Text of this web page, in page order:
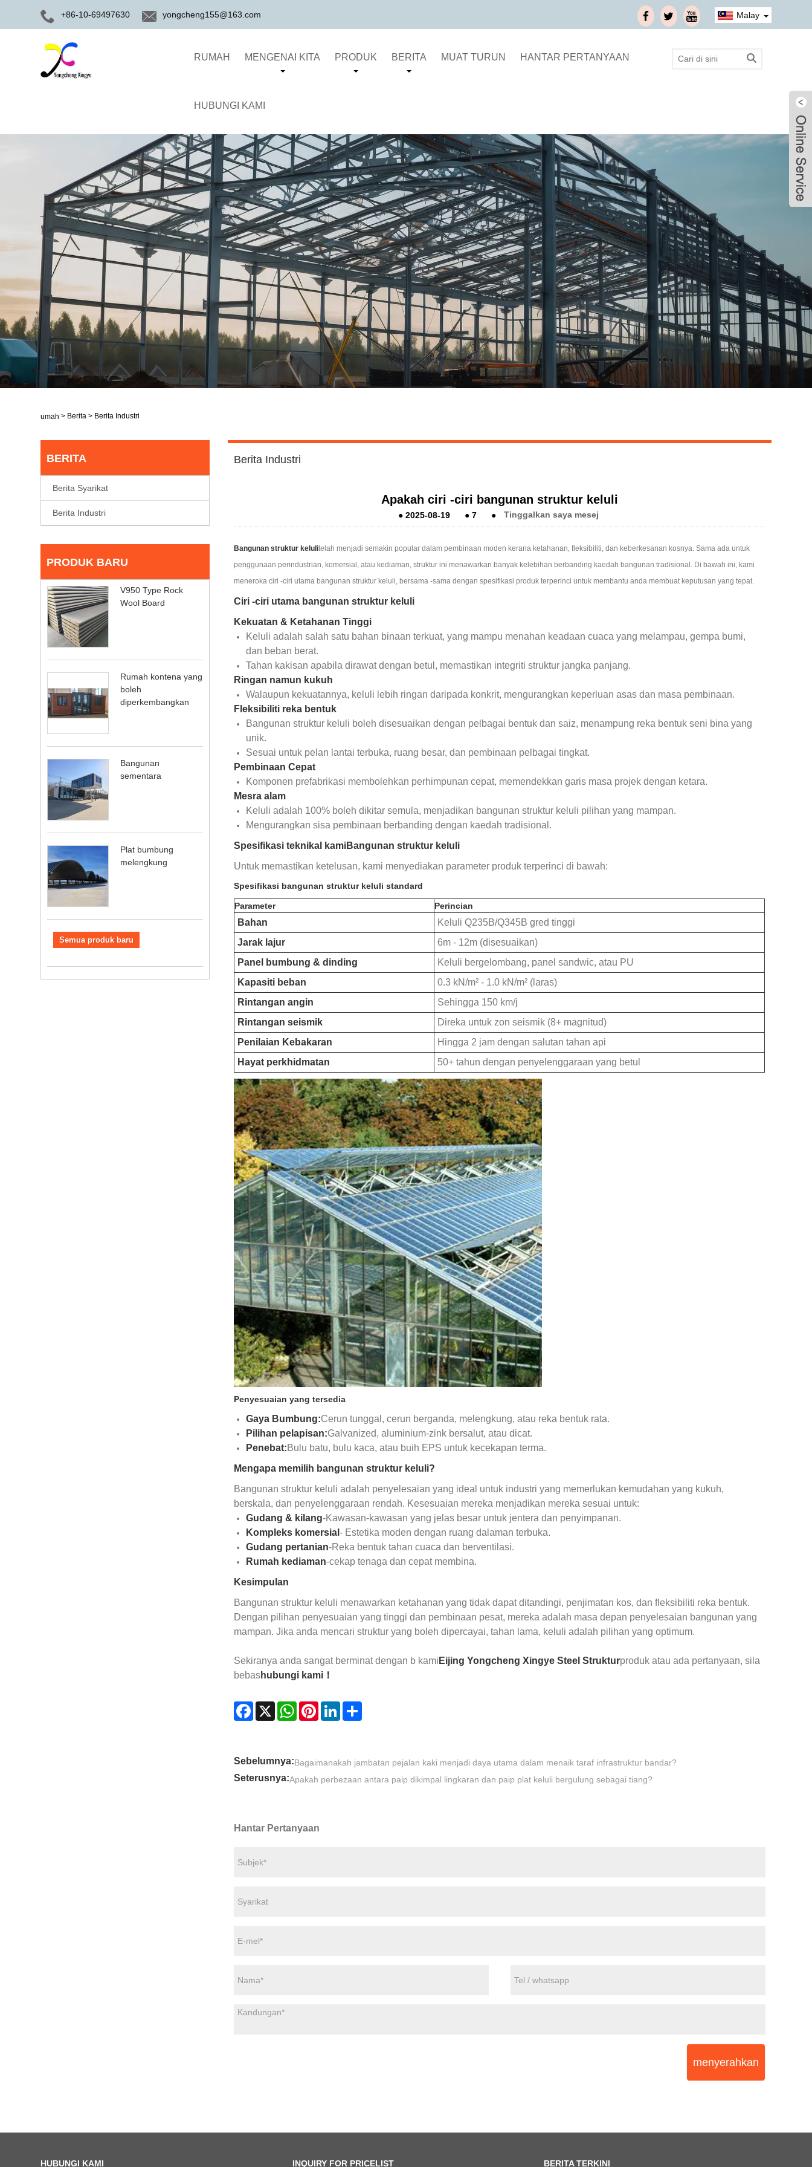
+86-10-69497630 yongcheng155@163.com Malay
RUMAH MENGENAI KITA PRODUK BERITA MUAT TURUN HANTAR PERTANYAAN
HUBUNGI KAMI
Rumah > Berita > Berita Industri
BERITA
Berita Syarikat
Berita Industri
PRODUK BARU
V950 Type Rock
Wool Board
Rumah kontena yang
boleh
diperkembangkan
Bangunan
sementara
Plat bumbung
melengkung
Semua produk baru
Berita Industri
Apakah ciri -ciri bangunan struktur keluli
● 2025-08-19 ● 7 ● Tinggalkan saya mesej
Bangunan struktur kelulitelah menjadi semakin popular dalam pembinaan moden kerana ketahanan, fleksibiliti, dan keberkesanan kosnya. Sama ada untuk
penggunaan perindustrian, komersial, atau kediaman, struktur ini menawarkan banyak kelebihan berbanding kaedah bangunan tradisional. Di bawah ini, kami
meneroka ciri -ciri utama bangunan struktur keluli, bersama -sama dengan spesifikasi produk terperinci untuk membantu anda membuat keputusan yang tepat.
Ciri -ciri utama bangunan struktur keluli
Kekuatan & Ketahanan Tinggi
Keluli adalah salah satu bahan binaan terkuat, yang mampu menahan keadaan cuaca yang melampau, gempa bumi,
dan beban berat.
Tahan kakisan apabila dirawat dengan betul, memastikan integriti struktur jangka panjang.
Ringan namun kukuh
Walaupun kekuatannya, keluli lebih ringan daripada konkrit, mengurangkan keperluan asas dan masa pembinaan.
Fleksibiliti reka bentuk
Bangunan struktur keluli boleh disesuaikan dengan pelbagai bentuk dan saiz, menampung reka bentuk seni bina yang
unik.
Sesuai untuk pelan lantai terbuka, ruang besar, dan pembinaan pelbagai tingkat.
Pembinaan Cepat
Komponen prefabrikasi membolehkan perhimpunan cepat, memendekkan garis masa projek dengan ketara.
Mesra alam
Keluli adalah 100% boleh dikitar semula, menjadikan bangunan struktur keluli pilihan yang mampan.
Mengurangkan sisa pembinaan berbanding dengan kaedah tradisional.
Spesifikasi teknikal kamiBangunan struktur keluli
Untuk memastikan ketelusan, kami menyediakan parameter produk terperinci di bawah:
Spesifikasi bangunan struktur keluli standard
Parameter Perincian
Bahan
Keluli Q235B/Q345B gred tinggi
Jarak lajur
6m - 12m (disesuaikan)
Panel bumbung & dinding
Keluli bergelombang, panel sandwic, atau PU
Kapasiti beban
0.3 kN/m² - 1.0 kN/m² (laras)
Rintangan angin
Sehingga 150 km/j
Rintangan seismik
Direka untuk zon seismik (8+ magnitud)
Penilaian Kebakaran
Hingga 2 jam dengan salutan tahan api
Hayat perkhidmatan
50+ tahun dengan penyelenggaraan yang betul
Penyesuaian yang tersedia
Gaya Bumbung:Cerun tunggal, cerun berganda, melengkung, atau reka bentuk rata.
Pilihan pelapisan:Galvanized, aluminium-zink bersalut, atau dicat.
Penebat:Bulu batu, bulu kaca, atau buih EPS untuk kecekapan terma.
Mengapa memilih bangunan struktur keluli?
Bangunan struktur keluli adalah penyelesaian yang ideal untuk industri yang memerlukan kemudahan yang kukuh,
berskala, dan penyelenggaraan rendah. Kesesuaian mereka menjadikan mereka sesuai untuk:
Gudang & kilang-Kawasan-kawasan yang jelas besar untuk jentera dan penyimpanan.
Kompleks komersial- Estetika moden dengan ruang dalaman terbuka.
Gudang pertanian-Reka bentuk tahan cuaca dan berventilasi.
Rumah kediaman-cekap tenaga dan cepat membina.
Kesimpulan
Bangunan struktur keluli menawarkan ketahanan yang tidak dapat ditandingi, penjimatan kos, dan fleksibiliti reka bentuk.
Dengan pilihan penyesuaian yang tinggi dan pembinaan pesat, mereka adalah masa depan penyelesaian bangunan yang
mampan. Jika anda mencari struktur yang boleh dipercayai, tahan lama, keluli adalah pilihan yang optimum.
Sekiranya anda sangat berminat dengan b kami Eijing Yongcheng Xingye Steel Strukturproduk atau ada pertanyaan, sila
bebashubungi kami！
Facebook
X WhatsAppPinterestLinkedIn
Sebelumnya:Bagaimanakah jambatan pejalan kaki menjadi daya utama dalam menaik taraf infrastruktur bandar?
Seterusnya:Apakah perbezaan antara paip dikimpal lingkaran dan paip plat keluli bergulung sebagai tiang?
Hantar Pertanyaan
menyerahkan
HUBUNGI KAMI INQUIRY FOR PRICELIST BERITA TERKINI